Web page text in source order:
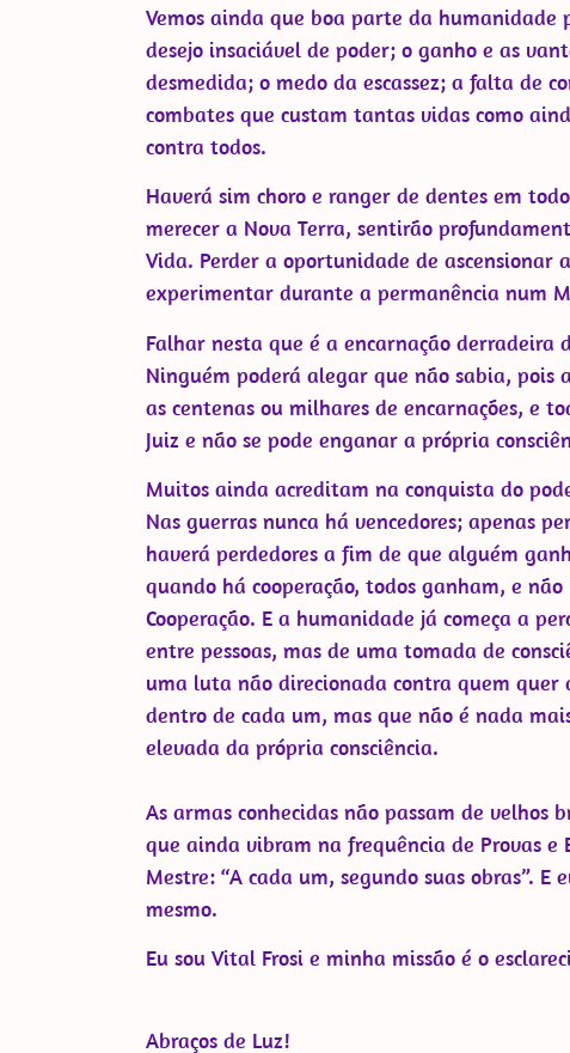
Vemos ainda que boa parte da humanidade
desejo insaciável de poder; o ganho e as
desmedida; o medo da escassez; a falta de
combates que custam tantas vidas como
contra todos.
Haverá sim choro e ranger de dentes em
merecer a Nova Terra, sentirão
Vida. Perder a oportunidade de
experimentar durante a permanência num
Falhar nesta que é a encarnação derradeira
Ninguém poderá alegar que não sabia, pois
as centenas ou milhares de encarnações, e
Juiz e não se pode enganar a própria
Muitos ainda acreditam na conquista do
Nas guerras nunca há vencedores; apenas
haverá perdedores a fim de que alguém
quando há cooperação, todos ganham, e
Cooperação. E a humanidade já começa a
entre pessoas, mas de uma tomada de
uma luta não direcionada contra quem quer
dentro de cada um, mas que não é nada
elevada da própria consciência.
As armas conhecidas não passam de
que ainda vibram na frequência de Provas e
Mestre: “A cada um, segundo suas obras”.
mesmo.
Eu sou Vital Frosi e minha missão é o
Abraços de Luz!